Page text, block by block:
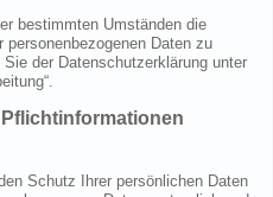
bestimmten Umständen die
personenbezogenen Daten zu
der Datenschutzerklärung unter
Schutz Ihrer persönlichen Daten